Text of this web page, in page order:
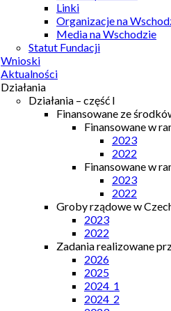
Linki
Organizacje na
Media na Wschodzie
Statut Fundacji
Wnioski
Aktualności
Działania
Działania – część I
Finansowane ze
Finansowane w
2023
2022
Finansowane w
2023
2022
Groby rządowe w
2023
2022
Zadania realizowane
2026
2025
2024_1
2024_2